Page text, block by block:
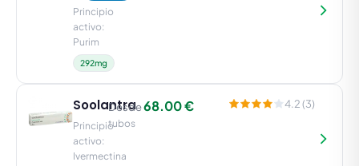
Principio
activo:
Purim
292mg
Soolantra
Principio
activo:
Ivermectina
Desde68.00 €
tubos
4.2 (3)